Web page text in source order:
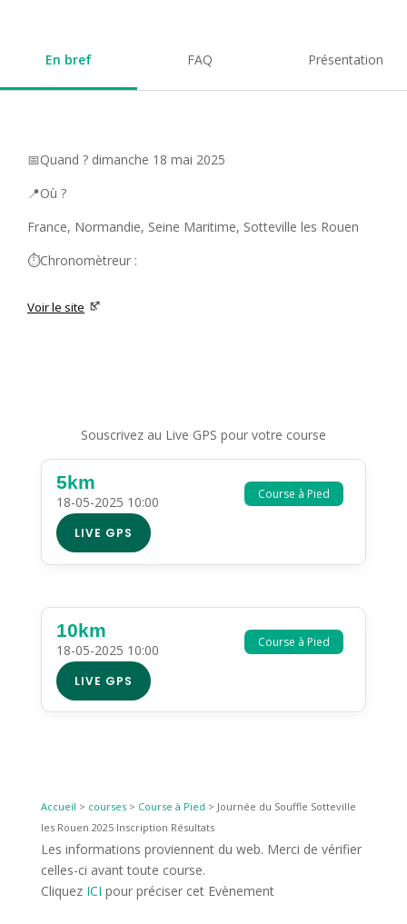
En bref FAQ Présentation
📅Quand ? dimanche 18 mai 2025
📍Où ?
France, Normandie, Seine Maritime, Sotteville les Rouen
⏱️Chronomètreur :
Voir le site
Souscrivez au Live GPS pour votre course
Course à Pied
5km
18-05-2025 10:00
LIVE GPS
Course à Pied
10km
18-05-2025 10:00
LIVE GPS
Accueil > courses> Course à Pied > Journée du Souffle Sotteville
les Rouen 2025 Inscription Résultats
Les informations proviennent du web. Merci de vérifier
celles-ci avant toute course.
Cliquez ICI pour préciser cet Evènement